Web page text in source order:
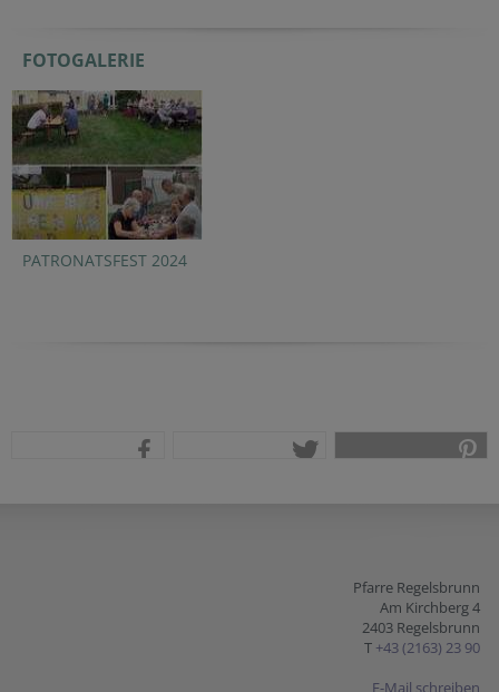
FOTOGALERIE
PATRONATSFEST 2024
Pfarre Regelsbrunn
Am Kirchberg 4
2403 Regelsbrunn
T +43 (2163) 23 90
E-Mail schreiben